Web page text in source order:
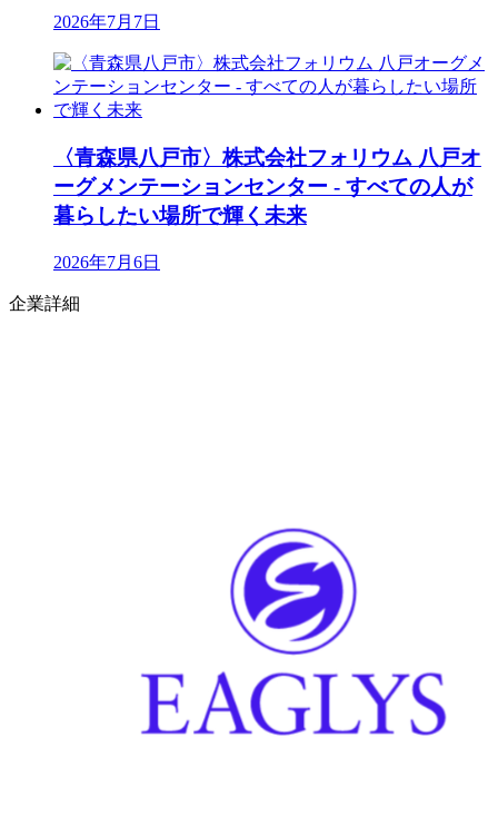
2026年7月7日
〈青森県八戸市〉株式会社フォリウム 八戸オ
ーグメンテーションセンター - すべての人が
暮らしたい場所で輝く未来
2026年7月6日
企業詳細